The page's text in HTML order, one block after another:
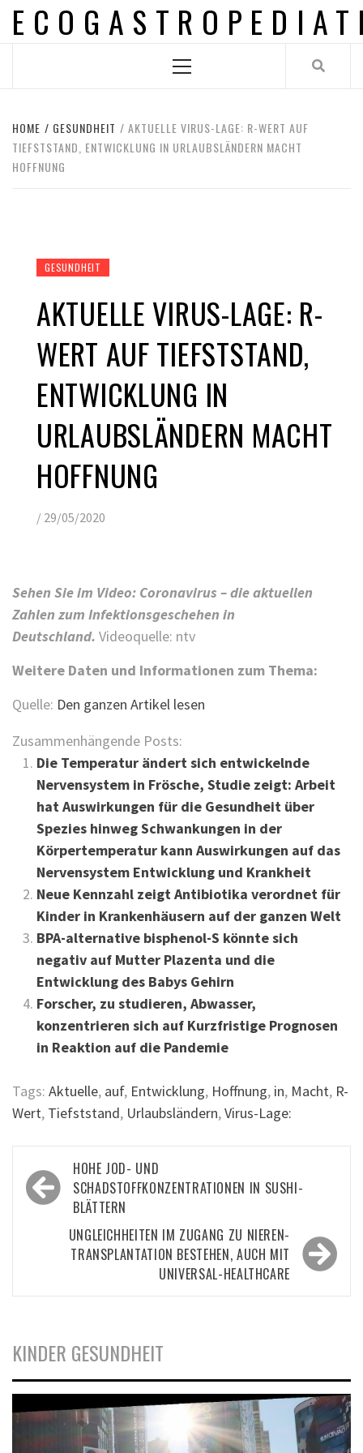
Skip
Menu
HOME GESUNDHEIT
AKTUELLE VIRUS-LAGE: R-WERT AUF
TIEFSTSTAND, ENTWICKLUNG IN URLAUBSLÄNDERN MACHT
HOFFNUNG
GESUNDHEIT
AKTUELLE VIRUS-LAGE: R-
WERT AUF TIEFSTSTAND,
ENTWICKLUNG IN
URLAUBSLÄNDERN MACHT
HOFFNUNG
/ 29/05/2020
Sehen Sie im Video: Coronavirus – die aktuellen
Zahlen zum Infektionsgeschehen in
Deutschland. Videoquelle: ntv
Weitere Daten und Informationen zum Thema:
Quelle: Den ganzen Artikel lesen
Zusammenhängende Posts:
Die Temperatur ändert sich entwickelnde
Nervensystem in Frösche, Studie zeigt: Arbeit
hat Auswirkungen für die Gesundheit über
Spezies hinweg Schwankungen in der
Körpertemperatur kann Auswirkungen auf das
Nervensystem Entwicklung und Krankheit
Neue Kennzahl zeigt Antibiotika verordnet für
Kinder in Krankenhäusern auf der ganzen Welt
BPA-alternative bisphenol-S könnte sich
negativ auf Mutter Plazenta und die
Entwicklung des Babys Gehirn
Forscher, zu studieren, Abwasser,
konzentrieren sich auf Kurzfristige Prognosen
in Reaktion auf die Pandemie
Tags: Aktuelle, auf, Entwicklung, Hoffnung, in, Macht, R-
Wert, Tiefststand, Urlaubsländern,Virus-Lage:
Beitragsnavigation
HOHE JOD- UND
SCHADSTOFFKONZENTRATIONEN IN SUSHI-
BLÄTTERN
UNGLEICHHEITEN IM ZUGANG ZU NIEREN-
TRANSPLANTATION BESTEHEN, AUCH MIT
UNIVERSAL-HEALTHCARE
KINDER GESUNDHEIT